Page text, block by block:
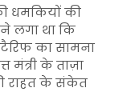
धमकियों की
लगा था कि
का सामना
मंत्री के ताज़ा
राहत के संकेत